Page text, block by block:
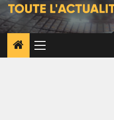
Menu
principal